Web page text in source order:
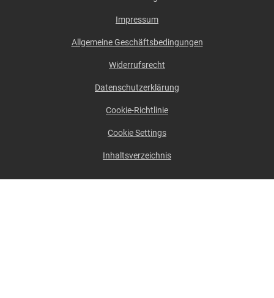
Impressum
Allgemeine Geschäftsbedingungen
Widerrufsrecht
Datenschutzerklärung
Cookie-Richtlinie
Cookie Settings
Inhaltsverzeichnis